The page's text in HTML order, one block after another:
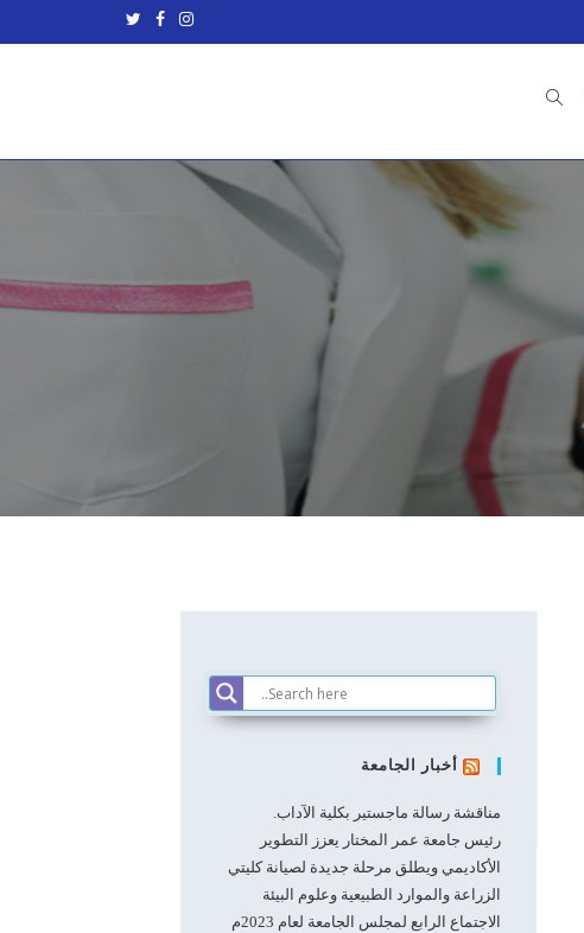
أخبار الجامعة
مناقشة رسالة ماجستير بكلية الآداب.
رئيس جامعة عمر المختار يعزز التطوير
الأكاديمي ويطلق مرحلة جديدة لصيانة كليتي
الزراعة والموارد الطبيعية وعلوم البيئة
الاجتماع الرابع لمجلس الجامعة لعام 2023م